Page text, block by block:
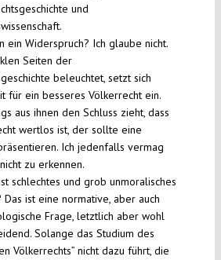
und
ein Widerspruch? Ich glaube nicht.
Seiten der
beleuchtet, setzt sich
für ein besseres Völkerrecht ein.
aus ihnen den Schluss zieht, dass
wertlos ist, der sollte eine
Ich jedenfalls vermag
zu erkennen.
schlechtes und grob unmoralisches
Das ist eine normative, aber auch
Frage, letztlich aber wohl
Solange das Studium des
Völkerrechts” nicht dazu führt, die